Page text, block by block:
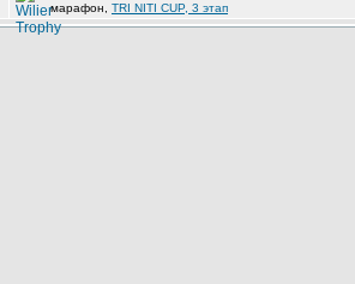
марафон TRI NITI CUP, 3 этап